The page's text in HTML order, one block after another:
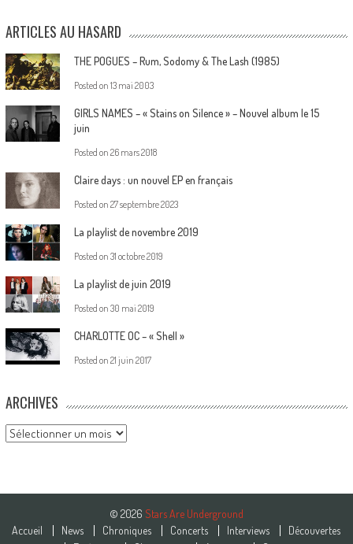
ARTICLES AU HASARD
THE POGUES – Rum, Sodomy & The Lash (1985)
Posted on 13 mai 2003
GIRLS NAMES – « Stains on Silence » – Nouvel album le 15
juin
Posted on 26 mars 2018
Claire days : un nouvel EP en français
Posted on 27 septembre 2023
La playlist de novembre 2019
Posted on 31 octobre 2019
La playlist de juin 2019
Posted on 30 mai 2019
CHARLOTTE OC – « Shell »
Posted on 21 juin 2017
ARCHIVES
Archives
© 2026 Stars Are Underground
Accueil
News Chroniques Concerts Interviews
Découvertes